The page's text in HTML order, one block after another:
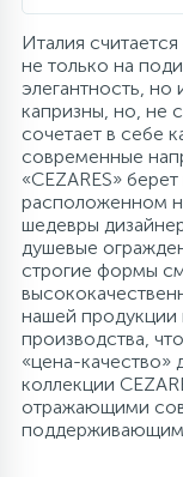
Оплата
Гарантия
Возврат товара
Контакты
Душевые
Комплектующие
Комплектующие
На борт
Ручные
Верхние
Душевые
Стаканы
Щетки для
Италия
не только на
элегантность, но
капризны, но, не
сочетает в себе
современные
«CEZARES»
расположенном
шедевры
душевые
строгие формы
нашей продукции
производства,
«цена-качество»
коллекции
отражающими